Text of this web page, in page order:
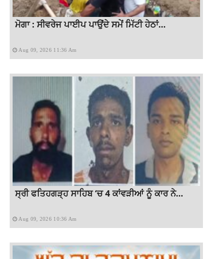
ਮੋਗਾ : ਸੀਵਰੇਜ ਪਾਈਪ ਪਾਉਂਦੇ ਸਮੇਂ ਮਿੱਟੀ ਹੇਠਾਂ...
Aug 09, 2026 11:36 Am
ਸ੍ਰੀ ਫਤਿਹਗੜ੍ਹ ਸਾਹਿਬ ‘ਚ 4 ਕਾਂਵੜੀਆਂ ਨੂੰ ਕਾਰ ਨੇ...
Aug 09, 2026 10:36 Am